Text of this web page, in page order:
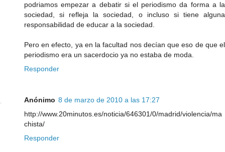
podriamos empezar a debatir si el periodismo da forma a la
sociedad, si refleja la sociedad, o incluso si tiene alguna
responsabilidad de educar a la sociedad.
Pero en efecto, ya en la facultad nos decían que eso de que el
periodismo era un sacerdocio ya no estaba de moda.
Responder
Anónimo 8 de marzo de 2010 a las 17:27
http://www.20minutos.es/noticia/646301/0/madrid/violencia/ma
chista/
Responder